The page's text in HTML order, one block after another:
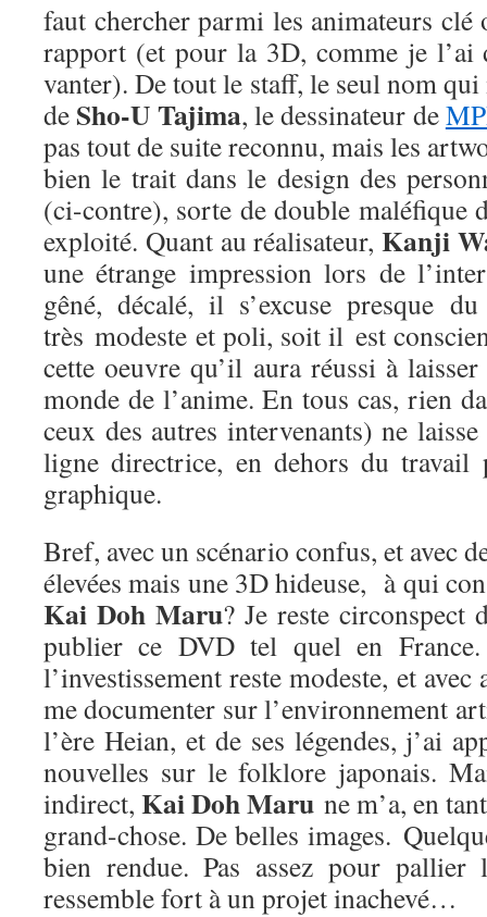
faut chercher parmi les animateurs
rapport (et pour la 3D, comme je l’ai
vanter). De tout le staff, le seul nom
de Sho-U Tajima, le dessinateur de
pas tout de suite reconnu, mais les
bien le trait dans le design des
(ci-contre), sorte de double maléfique
exploité. Quant au réalisateur, Kanji
une étrange impression lors de
gêné, décalé, il s’excuse presque
très modeste et poli, soit il est
cette oeuvre qu’il aura réussi à
monde de l’anime. En tous cas, rien
ceux des autres intervenants) ne
ligne directrice, en dehors du travail
graphique.
Bref, avec un scénario confus, et avec
élevées mais une 3D hideuse, à qui
Kai Doh Maru? Je reste circonspect
publier ce DVD tel quel en France.
l’investissement reste modeste, et
me documenter sur l’environnement
l’ère Heian, et de ses légendes, j’ai
nouvelles sur le folklore japonais.
indirect, Kai Doh Maru ne m’a, en
grand-chose. De belles images.
bien rendue. Pas assez pour
ressemble fort à un projet inachevé…